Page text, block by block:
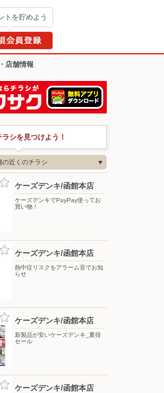
トを貯めよう
店舗情報
シを見つけよう！
の近くのチラシ
ケーズデンキ/函館本店
ケーズデンキでPayPay使ってお
買い物！
ケーズデンキ/函館本店
熱中症リスクをアラーム音でお知
らせ
ケーズデンキ/函館本店
新製品が安いケーズデンキ_夏得
セール
ケーズデンキ/函館本店